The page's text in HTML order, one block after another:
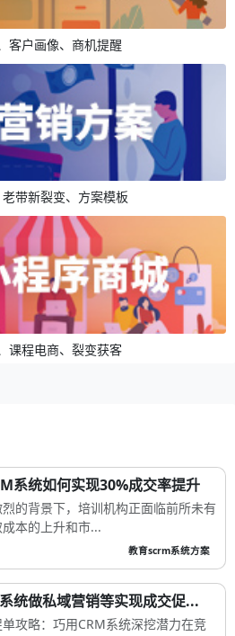
客户画像、商机提醒
带新裂变、方案模板
课程电商、裂变获客
系统如何实现30%成交率提升
的背景下，培训机构正面临前所未有
本的上升和市...
教育scrm系统方案
统做私域营销等实现成交促...
攻略：巧用CRM系统深挖潜力在竞